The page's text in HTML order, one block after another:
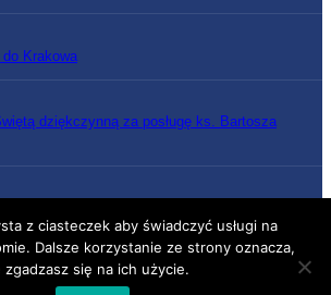
do Krakowa
dziękczynną za posługę ks. Bartosza
parafialne KsiężaKontakt
z ciasteczek aby świadczyć usługi na
Dalsze korzystanie ze strony oznacza,
zgadzasz się na ich użycie.